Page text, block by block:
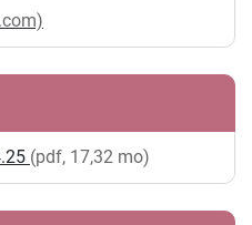
(pdf, 17,32 mo)